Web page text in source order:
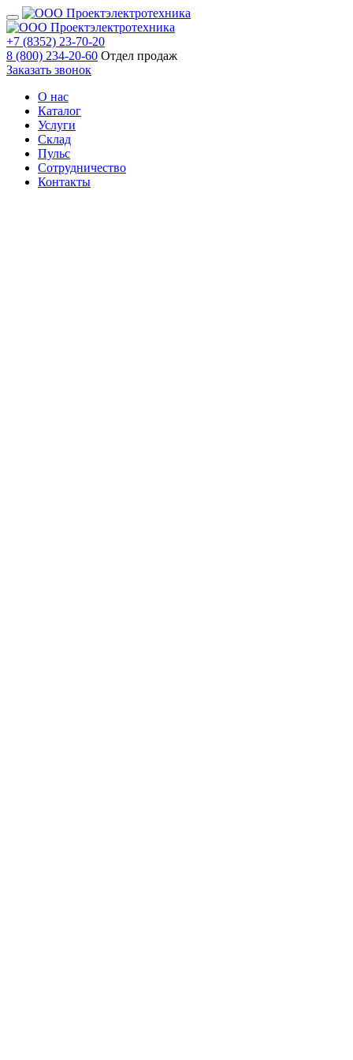
+7 (8352) 23-70-20
8 (800) 234-20-60 Отдел продаж
Заказать звонок
О нас
Каталог
Услуги
Склад
Пульс
Сотрудничество
Контакты